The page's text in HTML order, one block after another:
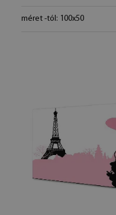
méret -tól: 100x50